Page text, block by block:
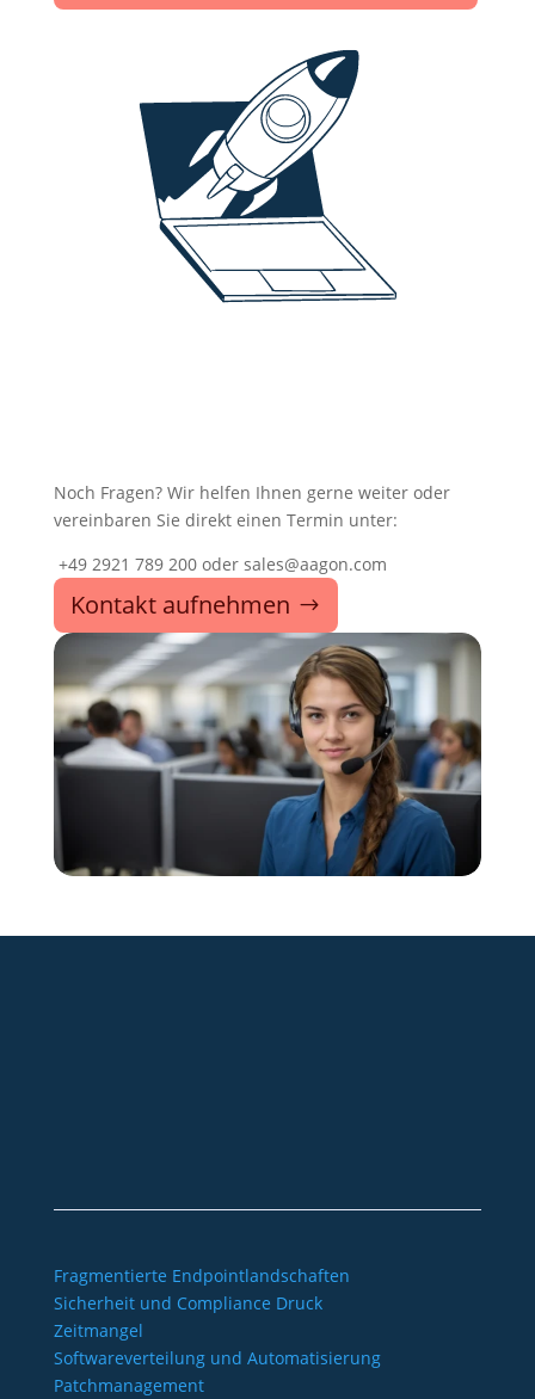
Noch Fragen? Wir helfen Ihnen gerne weiter oder
vereinbaren Sie direkt einen Termin unter:
+49 2921 789 200 oder sales@aagon.com
Kontakt aufnehmen
Fragmentierte Endpointlandschaften
Sicherheit und Compliance Druck
Zeitmangel
Softwareverteilung und Automatisierung
Patchmanagement